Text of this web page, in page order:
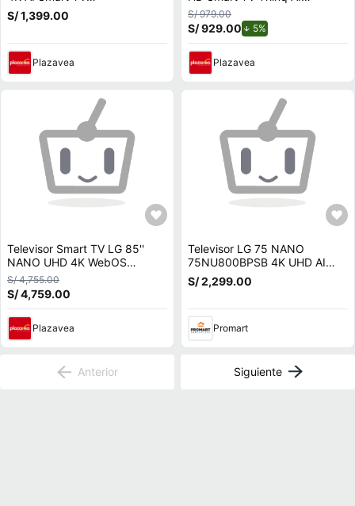
55NU800BPSBQ - 2026
S/ 1,399.00
Plazavea
43LR6000PSA - RACK MOVIL
S/ 979.00
S/ 929.00 5%
Plazavea
Televisor Smart TV LG 85''
NANO UHD 4K WebOS
85NU800BPSB 2026 - Ant -
Soundbar HW-B450F
S/ 4,755.00
S/ 4,759.00
Plazavea
Televisor LG 75 NANO
75NU800BPSB 4K UHD AI
Smart TV 2026
S/ 2,299.00
Promart
Anterior Siguiente